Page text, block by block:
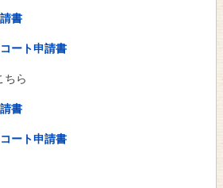
書
ート申請書
ちら
書
ート申請書